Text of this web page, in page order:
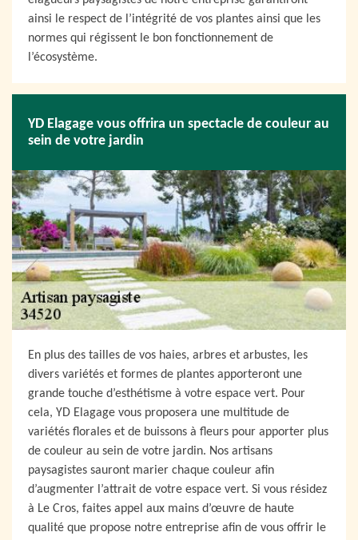
ainsi le respect de l’intégrité de vos plantes ainsi que les
normes qui régissent le bon fonctionnement de
l’écosystème.
YD Elagage vous offrira un spectacle de couleur au
sein de votre jardin
En plus des tailles de vos haies, arbres et arbustes, les
divers variétés et formes de plantes apporteront une
grande touche d’esthétisme à votre espace vert. Pour
cela, YD Elagage vous proposera une multitude de
variétés florales et de buissons à fleurs pour apporter plus
de couleur au sein de votre jardin. Nos artisans
paysagistes sauront marier chaque couleur afin
d’augmenter l’attrait de votre espace vert. Si vous résidez
à Le Cros, faites appel aux mains d’œuvre de haute
qualité que propose notre entreprise afin de vous offrir le